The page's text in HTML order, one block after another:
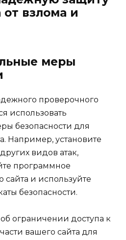
от взлома и
меры
проверочного
использовать
безопасности для
Например, установите
видов атак,
программное
и используйте
безопасности.
ограничении доступа к
вашего сайта для